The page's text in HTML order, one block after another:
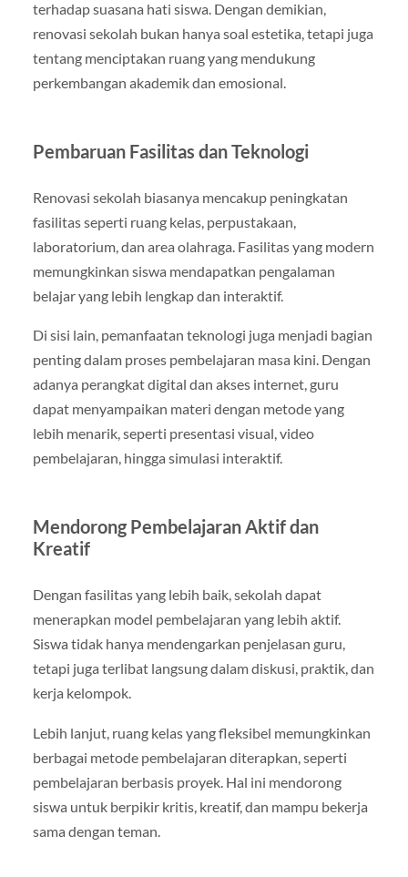
terhadap suasana hati siswa. Dengan demikian,
renovasi sekolah bukan hanya soal estetika, tetapi juga
tentang menciptakan ruang yang mendukung
perkembangan akademik dan emosional.
Pembaruan Fasilitas dan Teknologi
Renovasi sekolah biasanya mencakup peningkatan
fasilitas seperti ruang kelas, perpustakaan,
laboratorium, dan area olahraga. Fasilitas yang modern
memungkinkan siswa mendapatkan pengalaman
belajar yang lebih lengkap dan interaktif.
Di sisi lain, pemanfaatan teknologi juga menjadi bagian
penting dalam proses pembelajaran masa kini. Dengan
adanya perangkat digital dan akses internet, guru
dapat menyampaikan materi dengan metode yang
lebih menarik, seperti presentasi visual, video
pembelajaran, hingga simulasi interaktif.
Mendorong Pembelajaran Aktif dan
Kreatif
Dengan fasilitas yang lebih baik, sekolah dapat
menerapkan model pembelajaran yang lebih aktif.
Siswa tidak hanya mendengarkan penjelasan guru,
tetapi juga terlibat langsung dalam diskusi, praktik, dan
kerja kelompok.
Lebih lanjut, ruang kelas yang fleksibel memungkinkan
berbagai metode pembelajaran diterapkan, seperti
pembelajaran berbasis proyek. Hal ini mendorong
siswa untuk berpikir kritis, kreatif, dan mampu bekerja
sama dengan teman.